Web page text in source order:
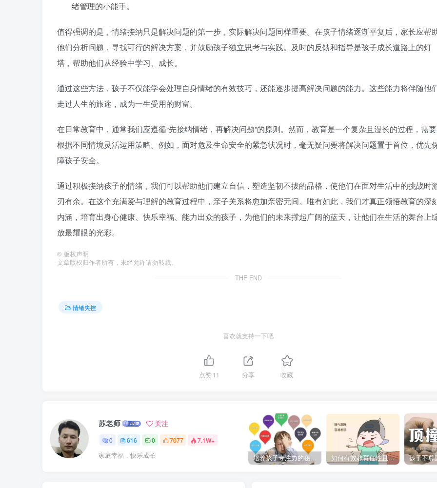
绪管理的小能手。
值得强调的是，情绪接纳只是解决问题的第一步，实际解决问题同样重要。在孩子情绪逐渐平复后，家长应帮
他们分析问题，寻找可行的解决方案，并鼓励孩子独立思考与实践。及时的反馈和指导是孩子成长道路上的灯
塔，帮助他们从经验中学习、成长。
通过这些方法，孩子不仅能学会处理自身情绪的有效技巧，还能逐步提高解决问题的能力。这些能力将伴随他
走过人生的旅途，成为一生受用的财富。
在日常教育中，通常我们应遵循“先接纳情绪，再解决问题”的原则。然而，教育是一个复杂且漫长的过程，需要
根据不同情境灵活运用策略。例如，面对危及生命安全的紧急状况时，毫无疑问要将解决问题置于首位，优先
障孩子安全。
通过积极接纳孩子的情绪，我们可以帮助他们建立自信，塑造坚韧不拔的品格，使他们在面对生活中的挑战时
刃有余。在这个充满爱与理解的教育过程中，亲子关系将愈加亲密无间。唯有如此，我们才真正领悟教育的深
内涵，培育出身心健康、快乐幸福、能力出众的孩子，为他们的未来撑起广阔的蓝天，让他们在生活的舞台上
放最耀眼的光彩。
© 版权声明
文章版权归作者所有，未经允许请勿转载。
THE END
情绪失控
喜欢就支持一下吧
点赞11 分享 收藏
苏老师 关注
0 616 0 7077 7.1W+
家庭幸福，快乐成长 如何有效教育任性且脾气暴躁的孩子，父母必看的实用指南